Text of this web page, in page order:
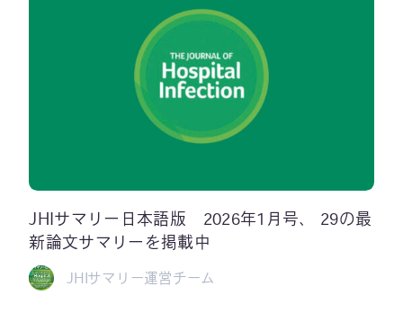
JHIサマリー日本語版 2026年1月号、 29の最
新論文サマリーを掲載中
JHIサマリー運営チーム